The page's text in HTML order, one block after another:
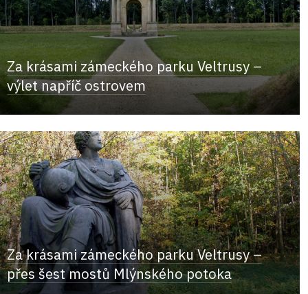
Za krásami zámeckého parku Veltrusy –
výlet napříč ostrovem
Za krásami zámeckého parku Veltrusy –
přes šest mostů Mlýnského potoka